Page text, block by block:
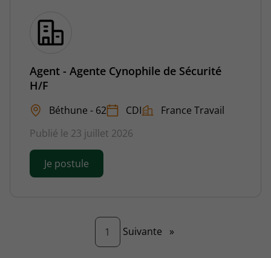
Agent - Agente Cynophile de Sécurité
H/F
Béthune - 62 CDI
France Travail
Publié le 23 juillet 2026
Je postule
1 Page
Suivante »